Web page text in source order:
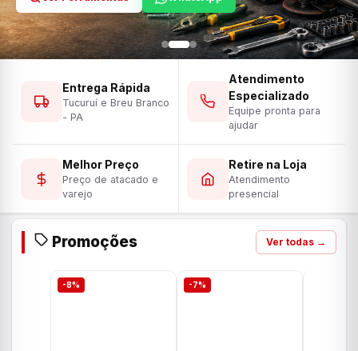
Entrega Rápida
Tucuruí e Breu Branco
- PA
Atendimento
Especializado
Equipe pronta para
ajudar
Melhor Preço
Preço de atacado e
varejo
Retire na Loja
Atendimento
presencial
Promoções Ver todas →
-8% -7%